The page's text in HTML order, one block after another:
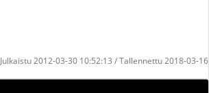
Julkaistu 2012-03-30 10:52:13 / Tallennettu 2018-03-16